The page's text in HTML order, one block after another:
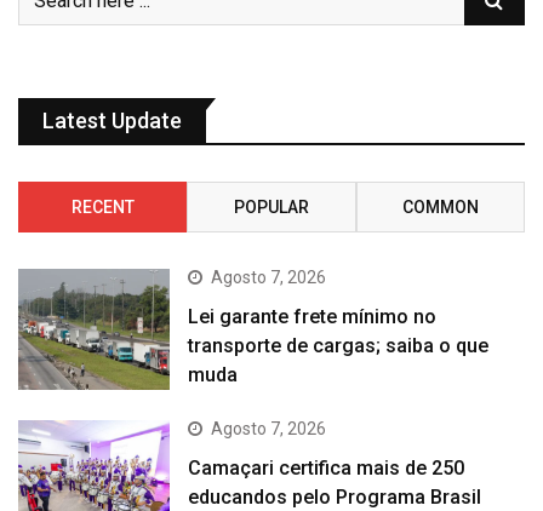
Latest Update
RECENT POPULAR COMMON
Agosto 7, 2026
Lei garante frete mínimo no
transporte de cargas; saiba o que
muda
Agosto 7, 2026
Camaçari certifica mais de 250
educandos pelo Programa Brasil